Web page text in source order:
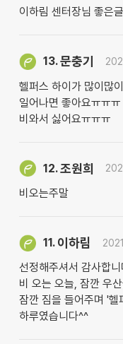
이하림 센터장님 좋은
13.문충기
헬퍼스 하이가 많이많이
일어나면 좋아요ㅠㅠㅠ
비와서 싫어요ㅠㅠㅠ
12.조원희
비오는주말
11. 이하림
선정해주셔서 감사합니
비 오는 오늘, 잠깐 우
잠깐 짐을 들어주며 '헬
하루였습니다^^